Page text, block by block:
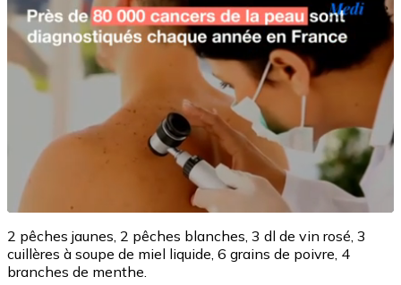
2 pêches jaunes, 2 pêches blanches, 3 dl de vin rosé, 3
cuillères à soupe de miel liquide, 6 grains de poivre, 4
branches de menthe.